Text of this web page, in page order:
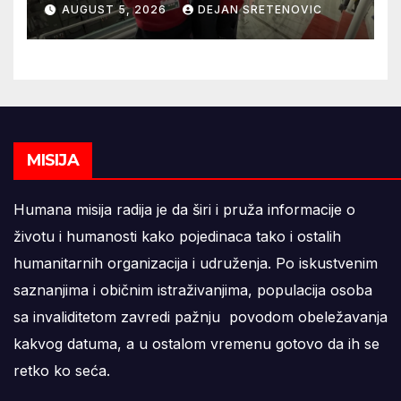
AUGUST 5, 2026 DEJAN SRETENOVIC
MISIJA
Humana misija radija je da širi i pruža informacije o
životu i humanosti kako pojedinaca tako i ostalih
humanitarnih organizacija i udruženja. Po iskustvenim
saznanjima i običnim istraživanjima, populacija osoba
sa invaliditetom zavredi pažnju povodom obeležavanja
kakvog datuma, a u ostalom vremenu gotovo da ih se
retko ko seća.